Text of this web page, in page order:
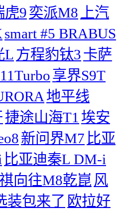
虎9奕派M8 上汽
smart #5 BRABUS
L 方程豹钛3卡萨
享界S9T
地平线
捷途山海T1 埃安
新问界M7 比亚
比亚迪秦L DM-i
向往M8乾崑 风
装包来了 欧拉好